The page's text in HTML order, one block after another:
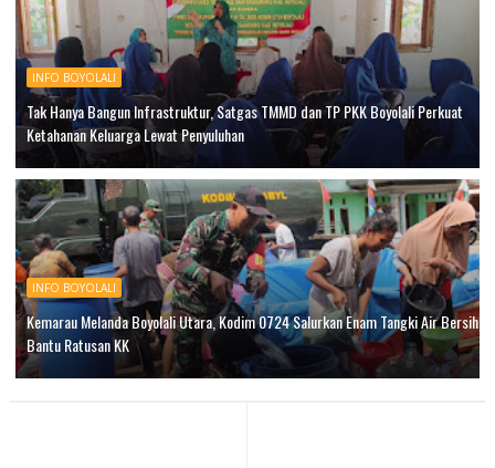
INFO BOYOLALI
Tak Hanya Bangun Infrastruktur, Satgas TMMD dan TP PKK Boyolali Perkuat
Ketahanan Keluarga Lewat Penyuluhan
INFO BOYOLALI
Kemarau Melanda Boyolali Utara, Kodim 0724 Salurkan Enam Tangki Air Bersih
Bantu Ratusan KK